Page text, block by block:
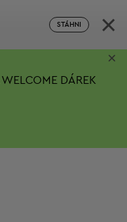
STÁHNI ×
WELCOME DÁREK
×